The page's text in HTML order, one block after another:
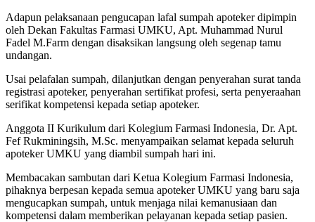
Adapun pelaksanaan pengucapan lafal sumpah apoteker dipimpin
oleh Dekan Fakultas Farmasi UMKU, Apt. Muhammad Nurul
Fadel M.Farm dengan disaksikan langsung oleh segenap tamu
undangan.
Usai pelafalan sumpah, dilanjutkan dengan penyerahan surat tanda
registrasi apoteker, penyerahan sertifikat profesi, serta penyeraahan
serifikat kompetensi kepada setiap apoteker.
Anggota II Kurikulum dari Kolegium Farmasi Indonesia, Dr. Apt.
Fef Rukminingsih, M.Sc. menyampaikan selamat kepada seluruh
apoteker UMKU yang diambil sumpah hari ini.
Membacakan sambutan dari Ketua Kolegium Farmasi Indonesia,
pihaknya berpesan kepada semua apoteker UMKU yang baru saja
mengucapkan sumpah, untuk menjaga nilai kemanusiaan dan
kompetensi dalam memberikan pelayanan kepada setiap pasien.